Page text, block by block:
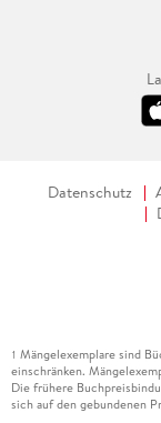
Datenschutz
1 Mängelexemplare sind
einschränken.
Die frühere
sich auf den gebundenen